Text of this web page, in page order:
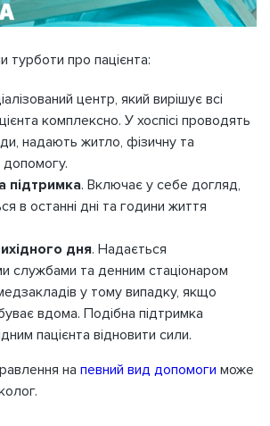
турботи про пацієнта:
центр, який вирішує всі
комплексно. У хоспісі проводять
надають житло, фізичну та
допомогу.
підтримка. Включає у себе догляд,
в останні дні та години життя
дня. Надається
службами та денним стаціонаром
у тому випадку, якщо
вдома. Подібна підтримка
пацієнта відновити сили.
на певний вид допомоги може